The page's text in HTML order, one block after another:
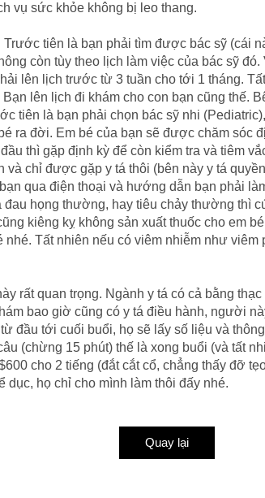
vụ sức khỏe không bị leo thang.
tiên là bạn phải tìm được bác sỹ (cái
còn tùy theo lịch làm việc của bác sỹ
lên lịch trước từ 3 tuần cho tới 1 tháng.
lên lịch đi khám cho con bạn cũng thế.
tiên là bạn phải chọn bác sỹ nhi
ra đời. Em bé của bạn sẽ được chăm sóc
thì gặp định kỳ để còn kiểm tra và tiêm
và chỉ được gặp y tá thôi (bên này y tá
qua điện thoại và hướng dẫn bạn phải
đau họng thường, hay tiêu chảy thường thì
kiêng kỵ không sản xuất thuốc cho em
nhé. Tất nhiên nếu có viêm nhiễm như
rất quan trọng. Ngành y tá có cả bằng
bao giờ cũng có y tá điều hành, người
đầu tới cuối buổi, họ sẽ lấy số liệu và
(chừng 15 phút) thế là xong buổi (và tất
cho 2 tiếng (đắt cắt cổ, chẳng thấy đỡ
dục, họ chỉ cho mình làm thôi đấy nhé.
Quay lại